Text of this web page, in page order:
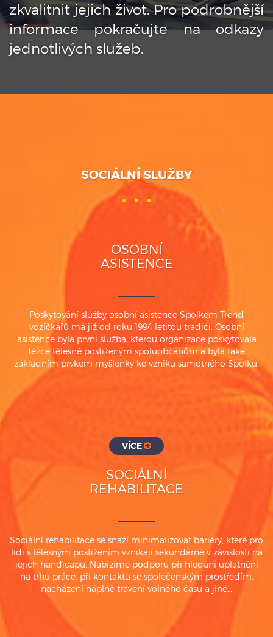
zkvalitnit jejich život. Pro podrobnější
informace pokračujte na odkazy
jednotlivých služeb.
SOCIÁLNÍ SLUŽBY
OSOBNÍ
ASISTENCE
Poskytování služby osobní asistence Spolkem Trend
vozíčkářů má již od roku 1994 letitou tradici. Osobní
asistence byla první služba, kterou organizace poskytovala
těžce tělesně postiženým spoluobčanům a byla také
základním prvkem myšlenky ke vzniku samotného Spolku.
VÍCE
SOCIÁLNÍ
REHABILITACE
Sociální rehabilitace se snaží minimalizovat bariéry, které pro
lidi s tělesným postižením vznikají sekundárně v závislosti na
jejich handicapu. Nabízíme podporu při hledání uplatnění
na trhu práce, při kontaktu se společenským prostředím,
nacházení náplně trávení volného času a jiné…